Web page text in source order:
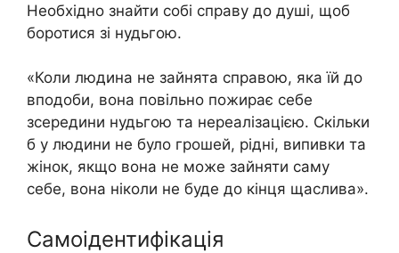
Необхідно знайти собі справу до душі, щоб
боротися зі нудьгою.
«Коли людина не зайнята справою, яка їй до
вподоби, вона повільно пожирає себе
зсередини нудьгою та нереалізацією. Скільки
б у людини не було грошей, рідні, випивки та
жінок, якщо вона не може зайняти саму
себе, вона ніколи не буде до кінця щаслива».
Самоідентифікація